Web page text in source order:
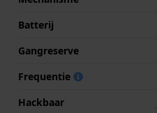
Batterij
Gangreserve
Frequentie
Hackbaar